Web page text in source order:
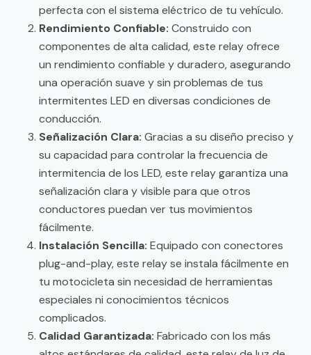
perfecta con el sistema eléctrico de tu vehículo.
Rendimiento Confiable: Construido con
componentes de alta calidad, este relay ofrece
un rendimiento confiable y duradero, asegurando
una operación suave y sin problemas de tus
intermitentes LED en diversas condiciones de
conducción.
Señalización Clara: Gracias a su diseño preciso y
su capacidad para controlar la frecuencia de
intermitencia de los LED, este relay garantiza una
señalización clara y visible para que otros
conductores puedan ver tus movimientos
fácilmente.
Instalación Sencilla: Equipado con conectores
plug-and-play, este relay se instala fácilmente en
tu motocicleta sin necesidad de herramientas
especiales ni conocimientos técnicos
complicados.
Calidad Garantizada: Fabricado con los más